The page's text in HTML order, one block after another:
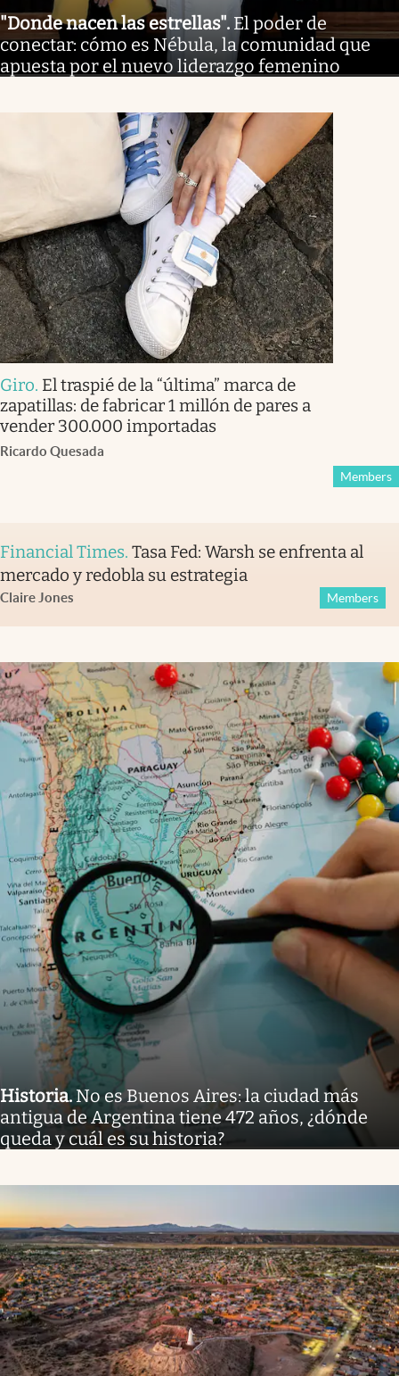
"Donde nacen las estrellas". El poder de
conectar: cómo es Nébula, la comunidad que
apuesta por el nuevo liderazgo femenino
Giro. El traspié de la “última” marca de
zapatillas: de fabricar 1 millón de pares a
vender 300.000 importadas
Ricardo Quesada
Members
Financial Times. Tasa Fed: Warsh se enfrenta al
mercado y redobla su estrategia
Claire Jones Members
Historia. No es Buenos Aires: la ciudad más
antigua de Argentina tiene 472 años, ¿dónde
queda y cuál es su historia?